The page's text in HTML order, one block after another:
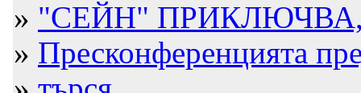
» "СЕЙН"
» Пресконференцията